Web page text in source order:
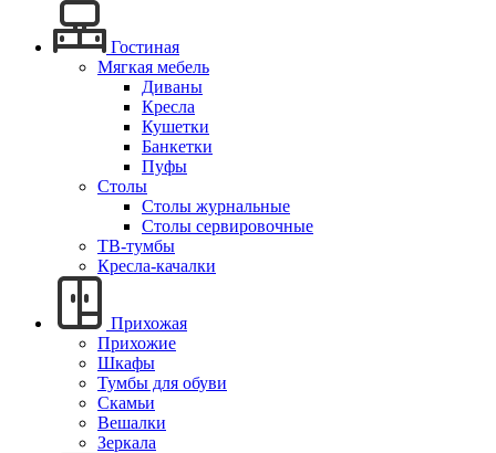
Гостиная
Мягкая мебель
Диваны
Кресла
Кушетки
Банкетки
Пуфы
Столы
Столы журнальные
Столы сервировочные
ТВ-тумбы
Кресла-качалки
Прихожая
Прихожие
Шкафы
Тумбы для обуви
Скамьи
Вешалки
Зеркала